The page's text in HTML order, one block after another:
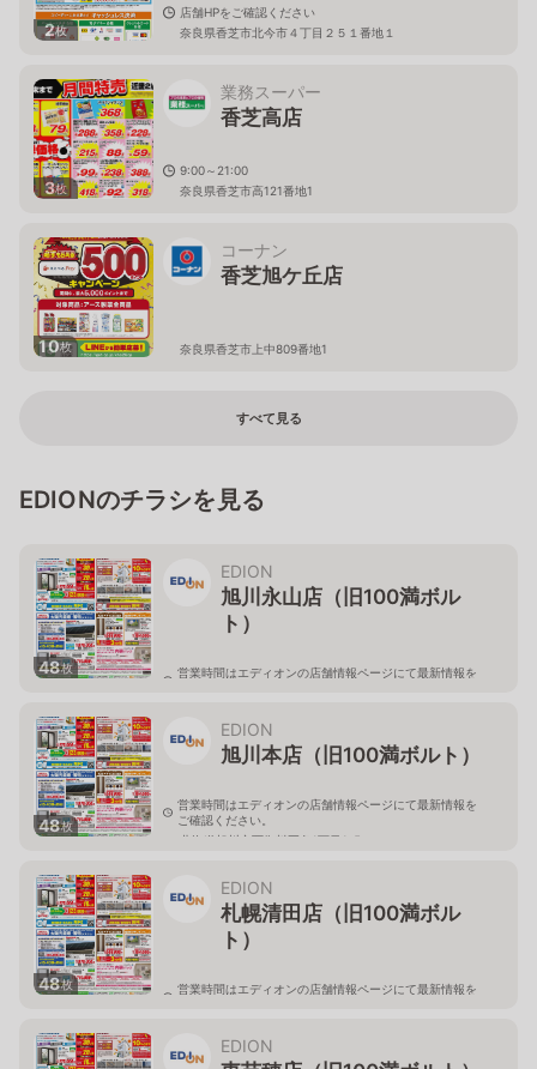
2枚
店舗HPをご確認ください
奈良県香芝市北今市４丁目２５１番地１
3枚
業務スーパー
香芝高店
9:00～21:00
奈良県香芝市高121番地1
10枚
コーナン
香芝旭ケ丘店
奈良県香芝市上中809番地1
すべて見る
EDIONのチラシを見る
48枚
EDION
旭川永山店（旧100満ボル
ト）
営業時間はエディオンの店舗情報ページにて最新情報を
48枚
EDION
旭川本店（旧100満ボルト）
営業時間はエディオンの店舗情報ページにて最新情報を
ご確認ください。
北海道旭川市西御料五条1丁目1-5
48枚
EDION
札幌清田店（旧100満ボル
ト）
営業時間はエディオンの店舗情報ページにて最新情報を
EDION